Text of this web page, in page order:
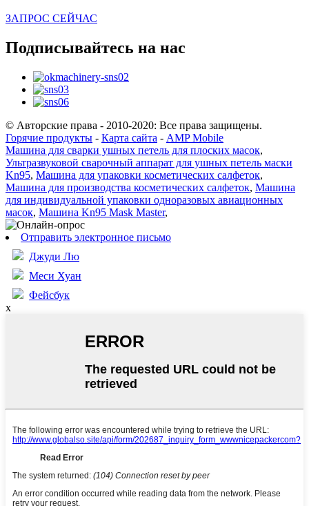
ЗАПРОС СЕЙЧАС
Подписывайтесь на нас
© Авторские права - 2010-2020: Все права защищены.
Горячие продукты - Карта сайта - AMP Mobile
Машина для сварки ушных петель для плоских масок,
Ультразвуковой сварочный аппарат для ушных петель маски
Kn95, Машина для упаковки косметических салфеток,
Машина для производства косметических салфеток, Машина
для индивидуальной упаковки одноразовых авиационных
масок, Машина Kn95 Mask Master,
Отправить электронное письмо
Джуди Лю
Меси Хуан
Фейсбук
x